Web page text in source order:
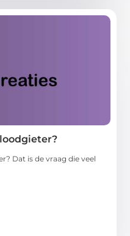
Dat is de vraag die veel